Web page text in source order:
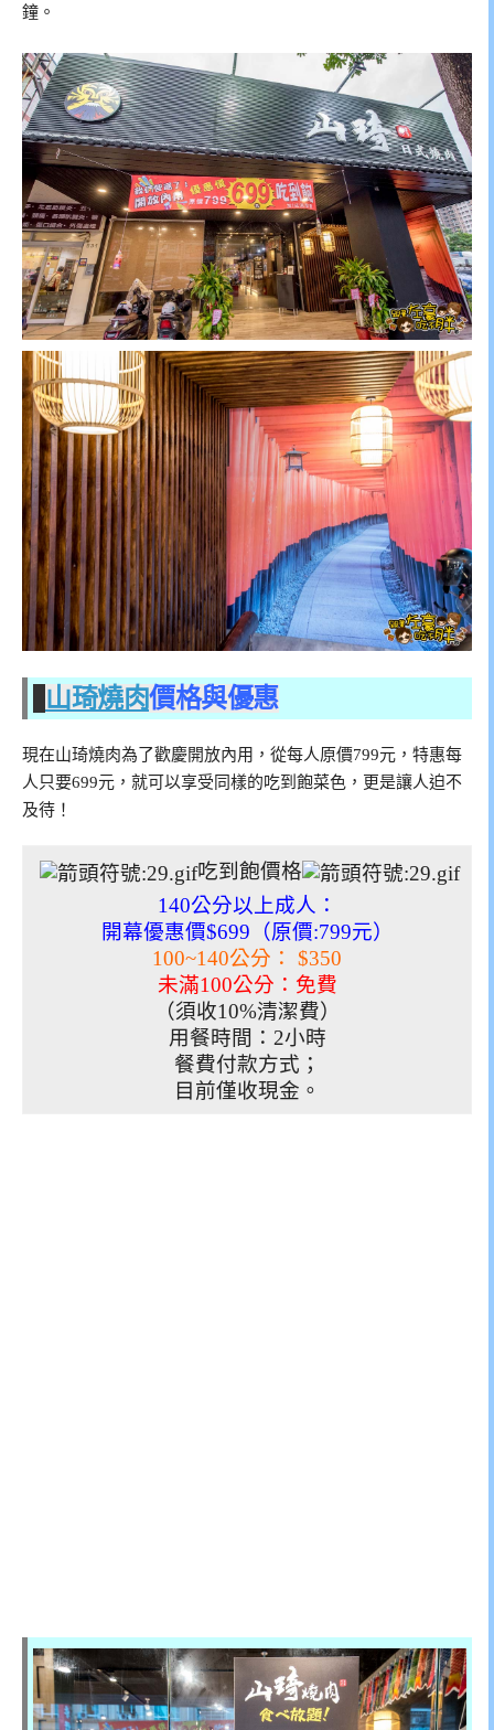
鐘。
山琦燒肉價格與優惠
現在山琦燒肉為了歡慶開放內用，從每人原價799元，特惠每
人只要699元，就可以享受同樣的吃到飽菜色，更是讓人迫不
及待！
吃到飽價格
140公分以上成人：
開幕優惠價$699（原價:799元）
100~140公分： $350
未滿100公分：免費
（須收10%清潔費）
用餐時間：2小時
餐費付款方式；
目前僅收現金。